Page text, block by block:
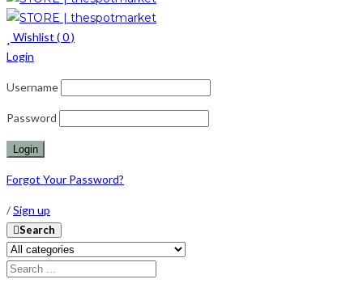
Wishlist (0)
Login
Username
Password
Forgot Your Password?
/Sign up
Search